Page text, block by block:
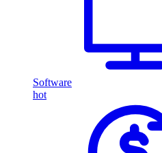
Software
hot